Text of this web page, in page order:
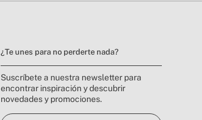
¿Te unes para no perderte nada?
Suscríbete a nuestra newsletter para
encontrar inspiración y descubrir
novedades y promociones.